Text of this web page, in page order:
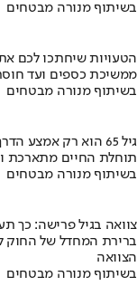
בשיתוף מנורה מבטחים
הטעויות שיחתכו לכם
ממשיכת כספים ועד
בשיתוף מנורה מבטחים
גיל 65 הוא רק אמצע הדרך להשקעה
תוחלת החיים מתארכת
בשיתוף מנורה מבטחים
צוואה בגיל פרישה: כך
ברירת המחדל של החוק
הצוואה
בשיתוף מנורה מבטחים